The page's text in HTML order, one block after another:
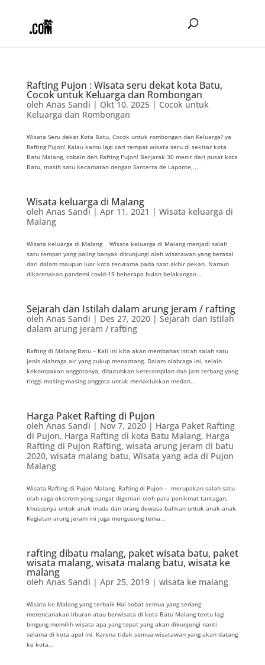
Rafting Pujon : Wisata seru dekat kota Batu,
Cocok untuk Keluarga dan Rombongan
oleh Anas Sandi | Okt 10, 2025| Cocok untuk
Keluarga dan Rombongan
Wisata Seru dekat Kota Batu, Cocok untuk rombongan dan Keluarga? ya
Rafting Pujon! Kalau kamu lagi cari tempat wisata seru di sekitar kota
Batu Malang, cobain deh Rafting Pujon! Berjarak 30 menit dari pusat kota
Batu, masih satu kecamatan dengan Santerra de Laponte,...
Wisata keluarga di Malang
oleh Anas Sandi| Apr 11, 2021 | Wisata keluarga di
Malang
Wisata keluarga di Malang Wisata keluarga di Malang menjadi salah
satu tempat yang paling banyak dikunjungi oleh wisatawan yang berasal
dari dalam maupun luar kota terutama pada saat akhir pekan. Namun
dikarenakan pandemi covid-19 beberapa bulan belakangan...
Sejarah dan Istilah dalam arung jeram / rafting
oleh Anas Sandi | Des 27, 2020| Sejarah dan Istilah
dalam arung jeram / rafting
Rafting di Malang Batu – Kali ini kita akan membahas istiah salah satu
jenis olahraga air yang cukup menantang. Dalam olahraga ini, selain
kekompakan anggotanya, dibutuhkan keterampilan dan jam terbang yang
tinggi masing-masing anggota untuk menaklukkan medan...
Harga Paket Rafting di Pujon
olehAnas Sandi | Nov 7, 2020| Harga Paket Rafting
di Pujon, Harga Rafting di kota Batu Malang, Harga
Rafting di Pujon Rafting, wisata arung jeram di batu
2020, wisata malang batu, Wisata yang ada di Pujon
Malang
Wisata Rafting di Pujon Malang Rafting di Pujon – merupakan salah satu
olah raga ekstrem yang sangat digemari oleh para penikmat tantagan,
khususnya untuk anak muda dan orang dewasa bahkan untuk anak-anak.
Kegiatan arung jeram ini juga mengusung tema...
rafting dibatu malang, paket wisata batu, paket
wisata malang, wisata malang batu, wisata ke
malang
oleh Anas Sandi | Apr 25, 2019| wisata ke malang
Wisata ke Malang yang terbaik Hai sobat semua yang sedang
merencanakan liburan atau berwisata di kota Batu Malang tentu lagi
bingung memilih wisata apa yang tepat yang akan dikunjungi nanti
selama di kota apel ini. Karena tidak semua wisatawan yang akan datang
ke kota...